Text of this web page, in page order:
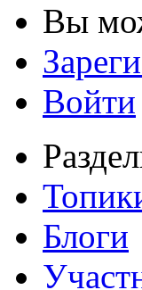
Вы
Войти
Блоги